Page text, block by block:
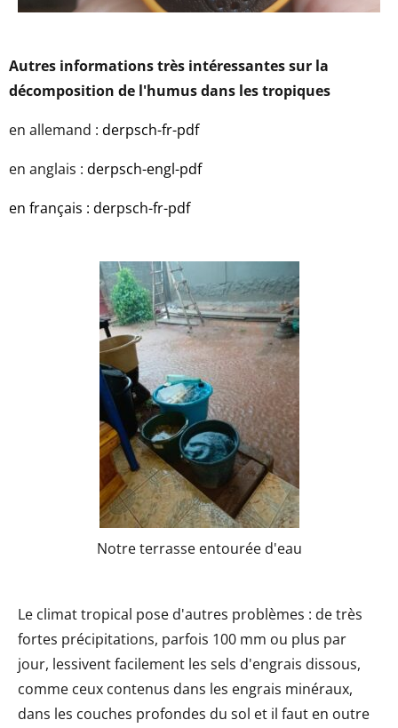
Autres informations très intéressantes sur la
décomposition de l'humus dans les tropiques
en allemand : derpsch-fr-pdf
en anglais : derpsch-engl-pdf
en français : derpsch-fr-pdf
Notre terrasse entourée d'eau
Le climat tropical pose d'autres problèmes : de très
fortes précipitations, parfois 100 mm ou plus par
jour, lessivent facilement les sels d'engrais dissous,
comme ceux contenus dans les engrais minéraux,
dans les couches profondes du sol et il faut en outre